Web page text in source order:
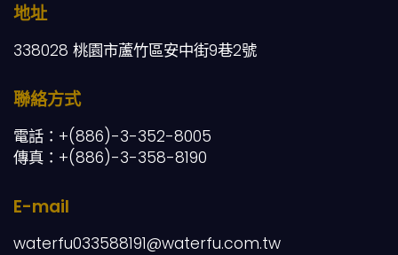
地址
338028 桃園市蘆竹區安中街9巷2號
聯絡方式
電話：+(886)-3-352-8005
傳真：+(886)-3-358-8190
E-mail
waterfu033588191@waterfu.com.tw